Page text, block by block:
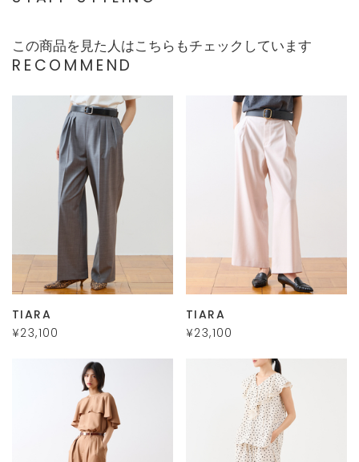
この商品を見た人はこちらもチェックしています
RECOMMEND
TIARA
¥23,100
TIARA
¥23,100